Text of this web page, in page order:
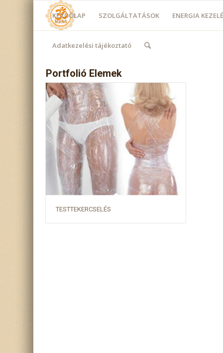
KEZDŐLAP SZOLGÁLTATÁSOK ENERGIA
Adatkezelési tájékoztató
Portfolió Elemek
TESTTEKERCSELÉS